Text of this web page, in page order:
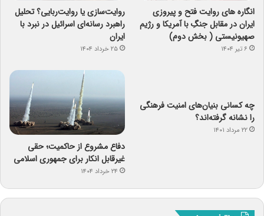
انگاره های روایت فتح و پیروزی
ایران در مقابل جنگِ با آمریکا و رژیم
صهیونیستی ( بخش دوم)
۶ تیر ۱۴۰۴
روایت‌سازی یا روایت‌ربایی؟ تحلیل
راهبرد رسانه‌ای اسرائیل در نبرد با
ایران
۲۵ خرداد ۱۴۰۴
چه کسانی بنیان‌های امنیت فرهنگی
را نشانه گرفته‌اند؟
۲۲ مرداد ۱۴۰۱
دفاع مشروع از حاکمیت؛ حقی
غیرقابل انکار برای جمهوری اسلامی
۲۴ خرداد ۱۴۰۴